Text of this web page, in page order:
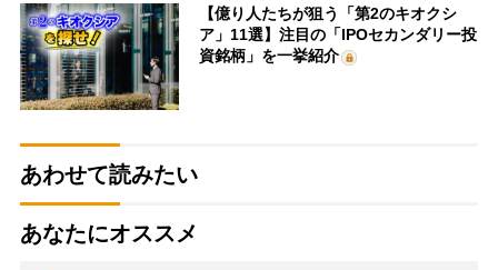
【億り人たちが狙う「第2のキオクシ
ア」11選】注目の「IPOセカンダリー投
資銘柄」を一挙紹介
あわせて読みたい
あなたにオススメ